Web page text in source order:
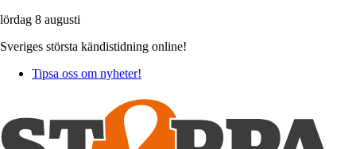
lördag 8 augusti
Sveriges största kändistidning online!
Tipsa oss om nyheter!